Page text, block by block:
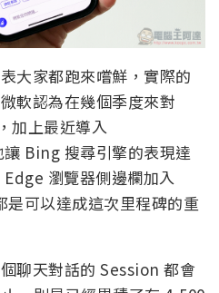
大家都跑來嚐鮮，實際的
軟認為在幾個季度來對
加上最近導入
Bing 搜尋引擎的表現達
瀏覽器側邊欄加入
可以達成這次里程碑的重
聊天對話的 Session 都會